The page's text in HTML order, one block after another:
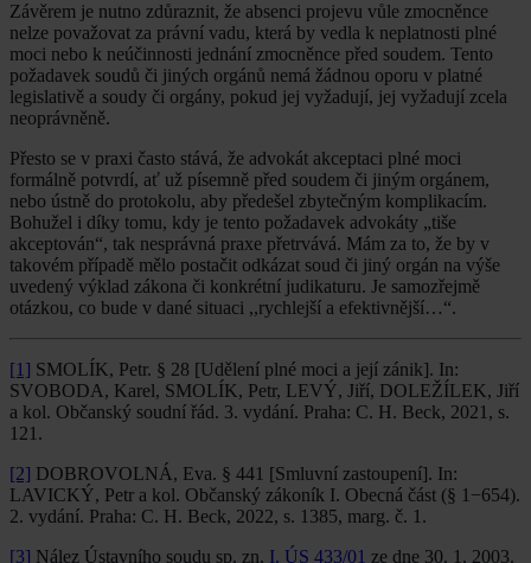
Závěrem je nutno zdůraznit, že absenci projevu vůle zmocněnce
nelze považovat za právní vadu, která by vedla k neplatnosti plné
moci nebo k neúčinnosti jednání zmocněnce před soudem. Tento
požadavek soudů či jiných orgánů nemá žádnou oporu v platné
legislativě a soudy či orgány, pokud jej vyžadují, jej vyžadují zcela
neoprávněně.
Přesto se v praxi často stává, že advokát akceptaci plné moci
formálně potvrdí, ať už písemně před soudem či jiným orgánem,
nebo ústně do protokolu, aby předešel zbytečným komplikacím.
Bohužel i díky tomu, kdy je tento požadavek advokáty „tiše
akceptován“, tak nesprávná praxe přetrvává. Mám za to, že by v
takovém případě mělo postačit odkázat soud či jiný orgán na výše
uvedený výklad zákona či konkrétní judikaturu. Je samozřejmě
otázkou, co bude v dané situaci ,,rychlejší a efektivnější…“.
[1] SMOLÍK, Petr. § 28 [Udělení plné moci a její zánik]. In:
SVOBODA, Karel, SMOLÍK, Petr, LEVÝ, Jiří, DOLEŽÍLEK, Jiří
a kol. Občanský soudní řád. 3. vydání. Praha: C. H. Beck, 2021, s.
121.
[2] DOBROVOLNÁ, Eva. § 441 [Smluvní zastoupení]. In:
LAVICKÝ, Petr a kol. Občanský zákoník I. Obecná část (§ 1−654).
2. vydání. Praha: C. H. Beck, 2022, s. 1385, marg. č. 1.
[3] Nález Ústavního soudu sp. zn. I. ÚS 433/01 ze dne 30. 1. 2003.